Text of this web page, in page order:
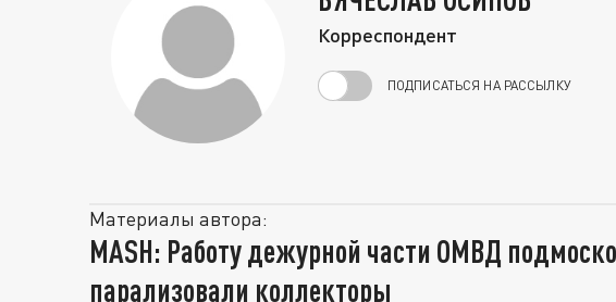
Корреспондент
ПОДПИСАТЬСЯ НА РАССЫЛКУ
Материалы автора:
MASH: Работу дежурной части ОМВД
парализовали коллекторы